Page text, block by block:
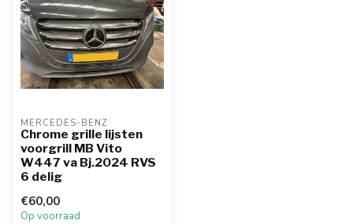
MERCEDES-BENZ
Chrome grille lijsten
voorgrill MB Vito
W447 va Bj.2024 RVS
6 delig
€60,00
Op voorraad